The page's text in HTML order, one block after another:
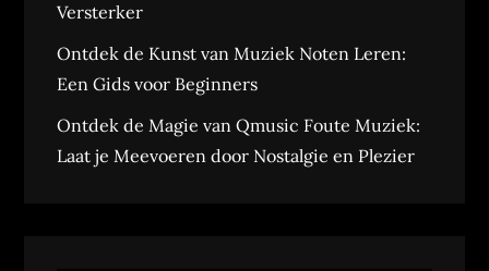
Versterker
Ontdek de Kunst van Muziek Noten Leren:
Een Gids voor Beginners
Ontdek de Magie van Qmusic Foute Muziek:
Laat je Meevoeren door Nostalgie en Plezier